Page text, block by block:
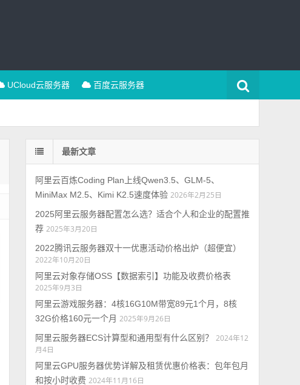
UCloud云服务器 百度云服务器
最新文章
阿里云百炼Coding Plan上线Qwen3.5、GLM-5、
MiniMax M2.5、Kimi K2.5速度体验 2026年2月25日
2025阿里云服务器配置怎么选？适合个人和企业的配置推
荐 2025年3月20日
2022腾讯云服务器双十一优惠活动价格出炉（超便宜）
2022年10月20日
阿里云对象存储OSS【数据索引】功能及收费价格表
2025年9月3日
阿里云游戏服务器：4核16G10M带宽89元1个月，8核
32G价格160元一个月 2025年9月26日
阿里云服务器ECS计算型和通用型有什么区别？
2024年12
月4日
阿里云GPU服务器优势详解及租赁优惠价格表：包年包月
和按小时收费 2024年11月16日